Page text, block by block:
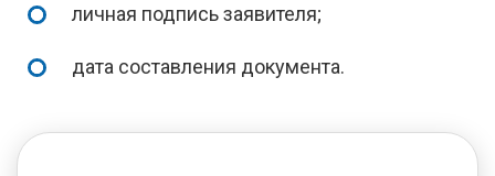
личная подпись заявителя;
дата составления документа.